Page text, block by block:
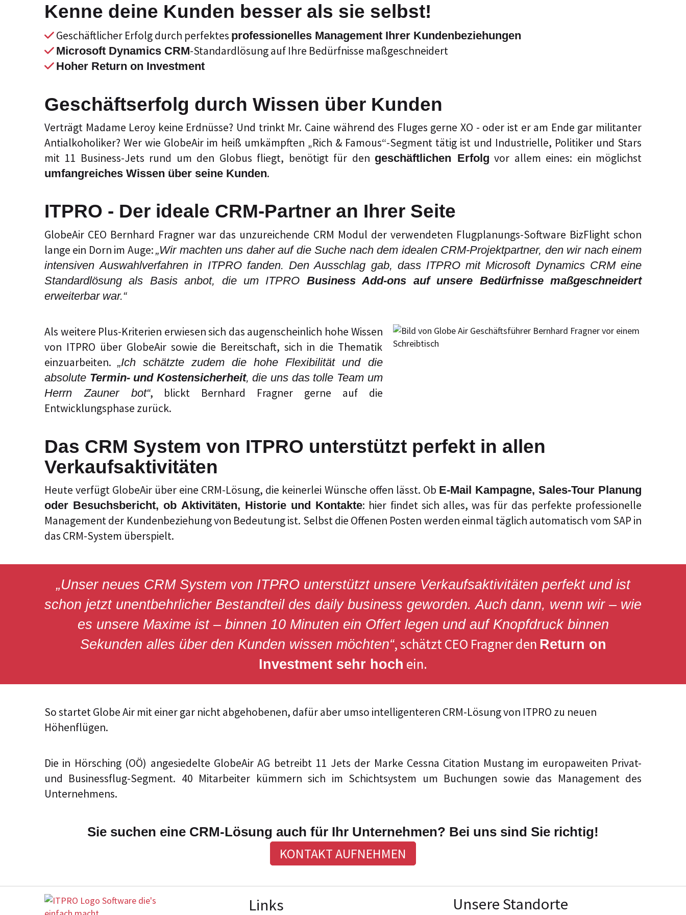
Kenne deine Kunden besser als sie selbst!
Geschäftlicher Erfolg durch perfektes professionelles Management Ihrer Kundenbeziehungen
Microsoft Dynamics CRM-Standardlösung auf Ihre Bedürfnisse maßgeschneidert
Hoher Return on Investment
Geschäftserfolg durch Wissen über Kunden
Verträgt Madame Leroy keine Erdnüsse? Und trinkt Mr. Caine während des Fluges gerne XO - oder ist er am Ende gar militanter
Antialkoholiker? Wer wie GlobeAir im heiß umkämpften „Rich & Famous“-Segment tätig ist und Industrielle, Politiker und Stars
mit 11 Business-Jets rund um den Globus fliegt, benötigt für den geschäftlichen Erfolg vor allem eines: ein möglichst
umfangreiches Wissen über seine Kunden.
ITPRO - Der ideale CRM-Partner an Ihrer Seite
GlobeAir CEO Bernhard Fragner war das unzureichende CRM Modul der verwendeten Flugplanungs-Software BizFlight schon
lange ein Dorn im Auge:„Wir machten uns daher auf die Suche nach dem idealen CRM-Projektpartner, den wir nach einem
intensiven Auswahlverfahren in ITPRO fanden. Den Ausschlag gab, dass ITPRO mit Microsoft Dynamics CRM eine
Standardlösung als Basis anbot, die um ITPRO Business Add-ons auf unsere Bedürfnisse maßgeschneidert
erweiterbar war.“
Als weitere Plus-Kriterien erwiesen sich das augenscheinlich hohe Wissen
von ITPRO über GlobeAir sowie die Bereitschaft, sich in die Thematik
einzuarbeiten.„Ich schätzte zudem die hohe Flexibilität und die
absolute Termin- und Kostensicherheit, die uns das tolle Team um
Herrn Zauner bot“, blickt Bernhard Fragner gerne auf die
Entwicklungsphase zurück.
Das CRM System von ITPRO unterstützt perfekt in allen
Verkaufsaktivitäten
Heute verfügt GlobeAir über eine CRM-Lösung, die keinerlei Wünsche offen lässt. Ob E-Mail Kampagne, Sales-Tour Planung
oder Besuchsbericht, ob Aktivitäten, Historie und Kontakte: hier findet sich alles, was für das perfekte professionelle
Management der Kundenbeziehung von Bedeutung ist. Selbst die Offenen Posten werden einmal täglich automatisch vom SAP in
das CRM-System überspielt.
„Unser neues CRM System von ITPRO unterstützt unsere Verkaufsaktivitäten perfekt und ist
schon jetzt unentbehrlicher Bestandteil des daily business geworden. Auch dann, wenn wir – wie
es unsere Maxime ist – binnen 10 Minuten ein Offert legen und auf Knopfdruck binnen
Sekunden alles über den Kunden wissen möchten“, schätzt CEO Fragner den Return on
Investment sehr hoch ein.
So startet Globe Air mit einer gar nicht abgehobenen, dafür aber umso intelligenteren CRM-Lösung von ITPRO zu neuen
Höhenflügen.
Die in Hörsching (OÖ) angesiedelte GlobeAir AG betreibt 11 Jets der Marke Cessna Citation Mustang im europaweiten Privat-
und Businessflug-Segment. 40 Mitarbeiter kümmern sich im Schichtsystem um Buchungen sowie das Management des
Unternehmens.
Sie suchen eine CRM-Lösung auch für Ihr Unternehmen? Bei uns sind Sie richtig!
KONTAKT AUFNEHMEN
Links Unsere Standorte